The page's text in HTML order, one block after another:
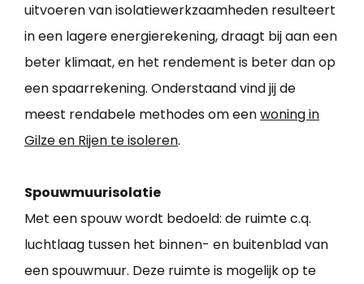
uitvoeren van isolatiewerkzaamheden resulteert
in een lagere energierekening, draagt bij aan een
beter klimaat, en het rendement is beter dan op
een spaarrekening. Onderstaand vind jij de
meest rendabele methodes om eenwoning in
Gilze en Rijen te isoleren.
Spouwmuurisolatie
Met een spouw wordt bedoeld: de ruimte c.q.
luchtlaag tussen het binnen- en buitenblad van
een spouwmuur. Deze ruimte is mogelijk op te